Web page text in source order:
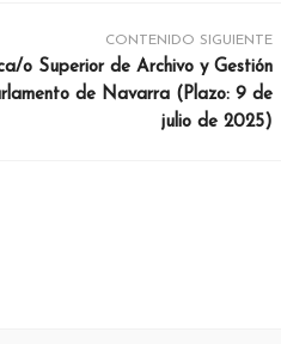
CONTENIDO SIGUIENTE
o Superior de Archivo y Gestión
de Navarra (Plazo: 9 de
julio de 2025)